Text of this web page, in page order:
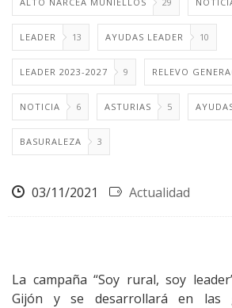
LEADER 13 AYUDAS LEADER 10
LEADER 2023-2027 9 RELEVO
NOTICIA 6 ASTURIAS 5
BASURALEZA 3
03/11/2021 Actualidad
La campaña “Soy rural, soy
Gijón y se desarrollará en las